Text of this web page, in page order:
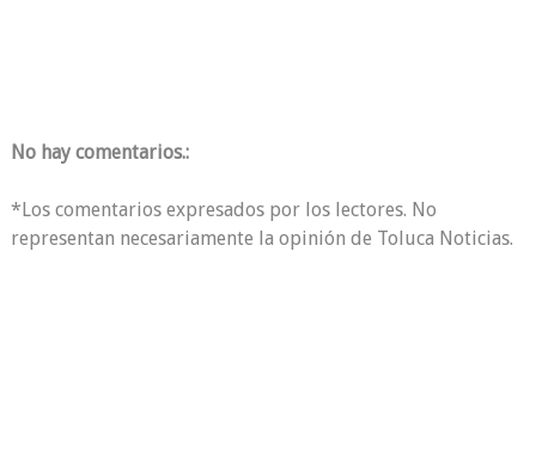
No hay comentarios.:
*Los comentarios expresados por los lectores. No
representan necesariamente la opinión de Toluca Noticias.